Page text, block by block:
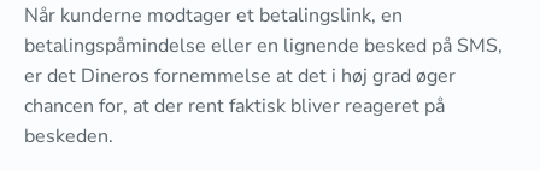
Når kunderne modtager et betalingslink, en
betalingspåmindelse eller en lignende besked på SMS,
er det Dineros fornemmelse at det i høj grad øger
chancen for, at der rent faktisk bliver reageret på
beskeden.